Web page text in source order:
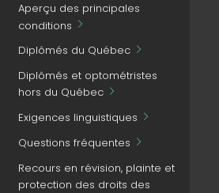
Aperçu des principales
conditions
Diplômés du Québec
Diplômés et optométristes
hors du Québec
Exigences linguistiques
Questions fréquentes
Recours en révision, plainte et
protection des droits des